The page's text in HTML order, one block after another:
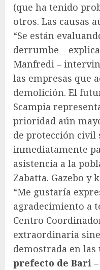
(que ha tenido
otros. Las causas
“Se están
derrumbe –
Manfredi –
las empresas que
demolición. El
Scampia
prioridad aún
de protección civil
inmediatamente
asistencia a la
Zabatta. Gazebo y
“Me gustaría
agradecimiento a
Centro
extraordinaria
demostrada en
prefecto de Bari